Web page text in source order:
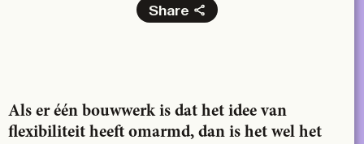
Share
Email
Als er één bouwwerk is dat het idee van
flexibiliteit heeft omarmd, dan is het wel het